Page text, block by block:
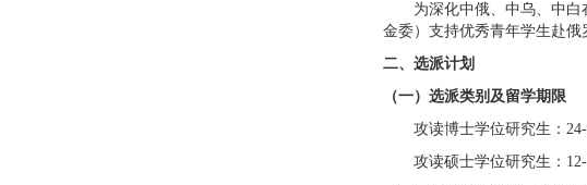
为深化中俄、中乌、中
金委）支持优秀青年学生赴俄
二、选派计划
（一）选派类别及留学期限
攻读博士学位研究生：
攻读硕士学位研究生：